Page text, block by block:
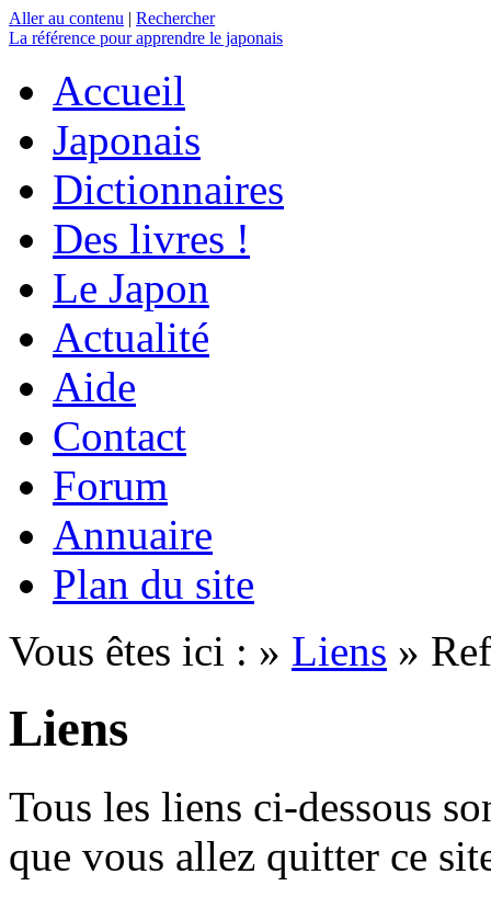
Aller au contenu | Rechercher
La référence pour apprendre le japonais
Accueil
Japonais
Dictionnaires
Des livres !
Le Japon
Actualité
Aide
Contact
Forum
Annuaire
Plan du site
Vous êtes ici : » Liens »
Liens
Tous les liens ci-dessous
que vous allez quitter ce